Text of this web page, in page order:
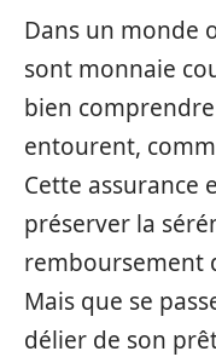
Dans un monde
sont monnaie
bien
entourent,
Cette assurance
préserver la
remboursement
Mais que se
délier de son